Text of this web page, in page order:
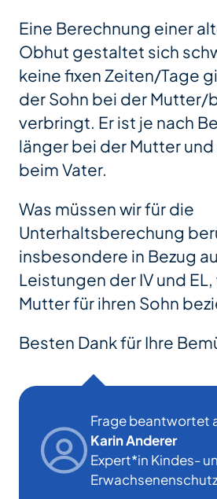
Eine Berechnung einer
Obhut gestaltet sich
keine fixen Zeiten/Tage
der Sohn bei der Mutter/
verbringt. Er ist je nach
länger bei der Mutter
beim Vater.
Was müssen wir für die
Unterhaltsberechung
insbesondere in Bezug
Leistungen der IV und
Mutter für ihren Sohn
Besten Dank für Ihre
Frage beantwortet
Karin Anderer
Expert*in Kindes-